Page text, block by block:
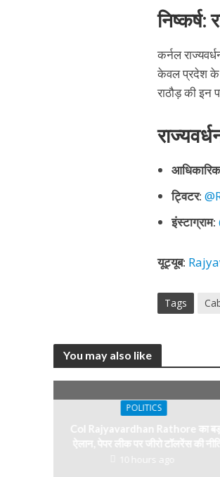
निष्कर्ष:
कर्नल
केवल प्रदेश के
राठौड़ की इन
ट्विटर:
इंस्टाग्राम:
यूट्यूब:
Tags
You may also like
POLITICS
Col Rajyavardhan Rathore का
ऐलान, पेपर लीक पर जीरो टॉलरेंस की
10 hours ago